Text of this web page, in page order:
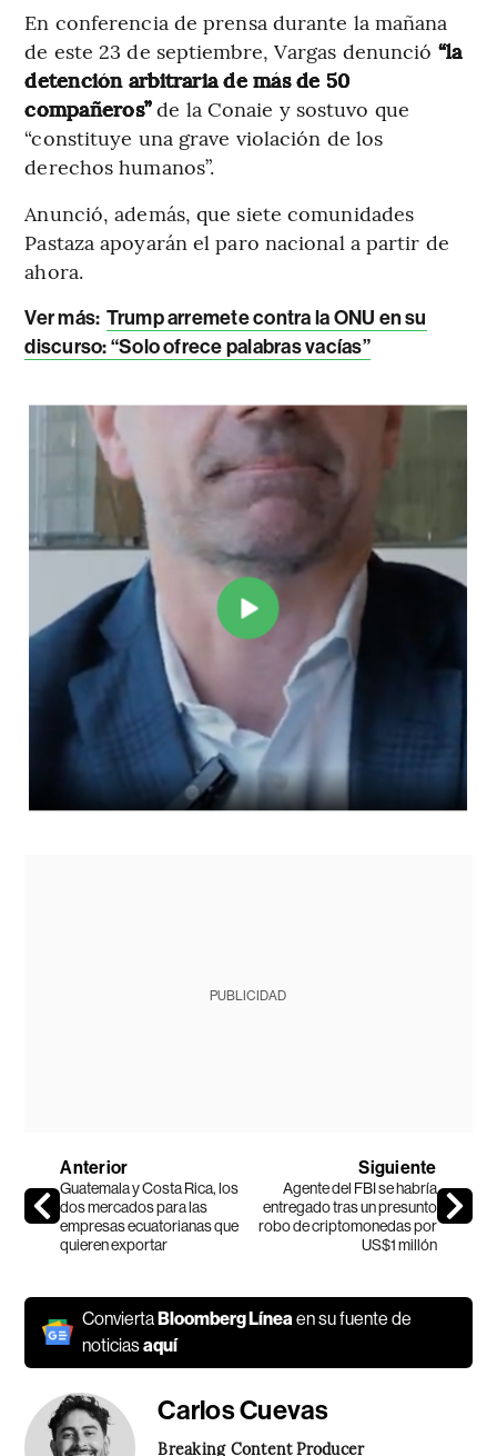
En conferencia de prensa durante la mañana
de este 23 de septiembre, Vargas denunció “la
detención arbitraria de más de 50
compañeros”de la Conaie y sostuvo que
“constituye una grave violación de los
derechos humanos”.
Anunció, además, que siete comunidades
Pastaza apoyarán el paro nacional a partir de
ahora.
Ver más: Trump arremete contra la ONU en su
discurso: “Solo ofrece palabras vacías”
PUBLICIDAD
Anterior
Guatemala y Costa Rica, los
dos mercados para las
empresas ecuatorianas que
quieren exportar
Siguiente
Agente del FBI se habría
entregado tras un presunto
robo de criptomonedas por
US$1 millón
ConviertaBloomberg Línea en su fuente de
noticiasaquí
Carlos Cuevas
Breaking Content Producer